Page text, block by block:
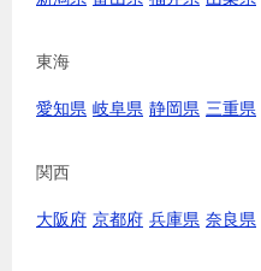
東海
愛知県 岐阜県 静岡県 三重県
関西
大阪府 京都府 兵庫県 奈良県